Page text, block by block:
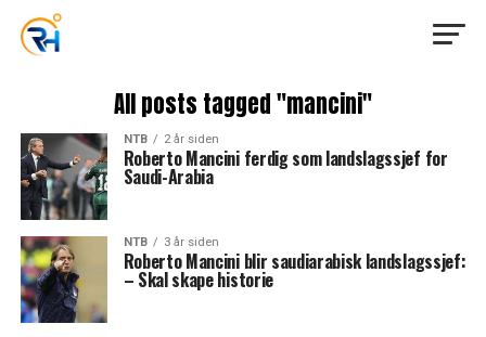
All posts tagged "mancini"
NTB 2 år siden
Roberto Mancini ferdig som landslagssjef for
Saudi-Arabia
NTB 3 år siden
Roberto Mancini blir saudiarabisk landslagssjef:
– Skal skape historie